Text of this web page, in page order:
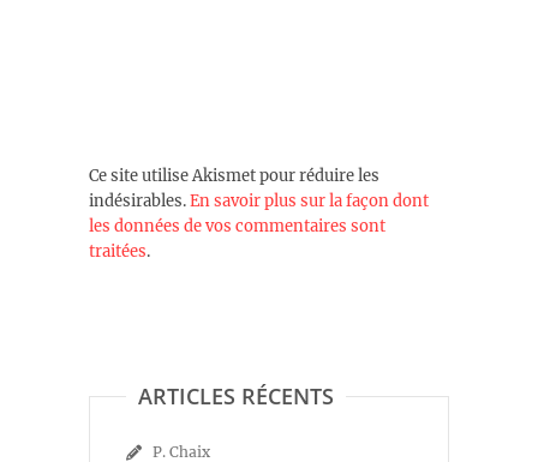
Ce site utilise Akismet pour réduire les
indésirables.En savoir plus sur la façon dont
les données de vos commentaires sont
traitées.
ARTICLES RÉCENTS
P. Chaix